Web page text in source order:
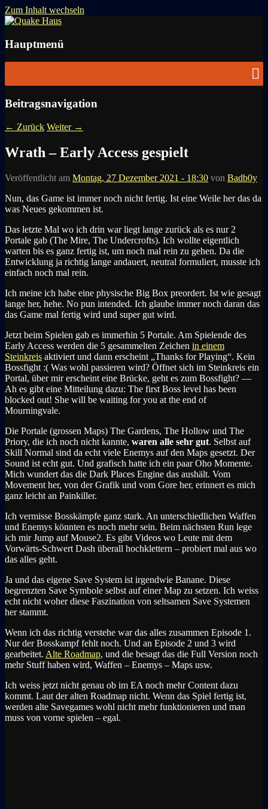
Zum Inhalt wechseln
Quake Haus
Hauptmenü
Beitragsnavigation
← Zurück Weiter →
Wrath – Early Access gespielt
Veröffentlicht am Montag, 27 Dezember 2021 - 18:30 von Badb0y
Nun, das Game ist immer noch nicht fertig. Ist eine Weile her das da
was Neues gekommen ist.
Das letzte Mal wo ich drin war liegt lange zurück als es nur 2
Portale gab (The Mire, The Undercrofts). Ich wollte eigentlich
warten bis es ganz fertig ist, um noch mal rein zu gehen. Da die
Entwicklung ja richtig lange andauert, neutral formuliert, musste ich
einfach noch mal rein.
Ich meine ich habe eine physische Big Box preordert. Ist wie gesagt
lange her, hehe. No pun intended. Ich glaube immer noch daran das
das Game mal fertig wird und super gut wird.
Jetzt beim Spielen gab es immerhin 5 Portale. Am Spielende des
Early Access werden die 5 gesammelten Zeichen in einem
Steinkreis aktiviert und dann erscheint „Thanks for Playing“. Kein
Bossfight :( Was wohl passieren wird? Öffnet sich im Steinkreis ein
Portal, über mir erscheint eine Brücke, geht es zum Bossfight? —
Ah es gibt eine Mitteilung dazu: The first Boss level has been
blocked out! She will be waiting for you at the end of
Mourningvale.
Die Portale (grossen Maps) The Gardens, The Hollow und The
Priory, die ich noch nicht kannte, waren alle sehr gut. Selbst auf
Skill Normal sind da echt viele Enemys auf den Maps gesetzt. Der
Sound ist echt gut. Und grafisch hatte ich ein paar Oho Momente.
Mich wundert das die Dark Places Engine das aushält. Vom
Movement her, von der Grafik und vom Gore her, erinnert es mich
ganz leicht an Painkiller.
Ich vermisse Bosskämpfe ganz stark. An unterschiedlichen Waffen
und Enemys könnten es noch mehr sein. Beim nächsten Run lege
ich mir Jump auf Mouse2. Es gibt Videos wo Leute mit dem
Vorwärts-Schwert Dash überall hochklettern – probiert mal aus wo
das alles geht.
Ja und das eigene Save System ist irgendwie Banane. Diese
begrenzten Save Symbole selbst auf einer Map zu setzen. Ich weiss
echt nicht woher diese Faszination von seltsamen Save Systemen
her stammt.
Wenn ich das richtig verstehe war das alles zusammen Episode 1.
Nur der Bosskampf fehlt noch. Und an Episode 2 und 3 wird
gearbeitet. Alte Roadmap, und die besagt das die Full Version noch
mehr Stuff haben wird, Waffen – Enemys – Maps usw.
Ich weiss jetzt nicht genau ob im EA noch mehr Content dazu
kommt. Laut der alten Roadmap nicht. Wenn das Spiel fertig ist,
werden alte Savegames wohl nicht mehr funktionieren und man
muss von vorne spielen – egal.